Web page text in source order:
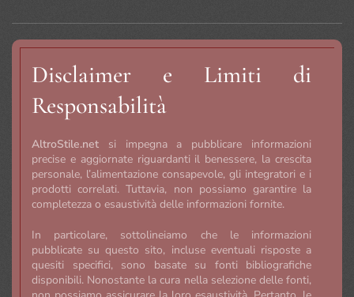
Disclaimer e Limiti di
Responsabilità
AltroStile.net si impegna a pubblicare informazioni
precise e aggiornate riguardanti il benessere, la crescita
personale, l’alimentazione consapevole, gli integratori e i
prodotti correlati. Tuttavia, non possiamo garantire la
completezza o esaustività delle informazioni fornite.
In particolare, sottolineiamo che le informazioni
pubblicate su questo sito, incluse eventuali risposte a
quesiti specifici, sono basate su fonti bibliografiche
disponibili. Nonostante la cura nella selezione delle fonti,